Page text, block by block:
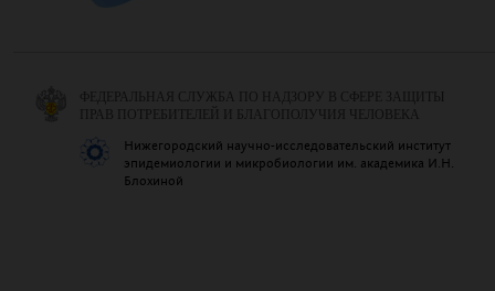
ФЕДЕРАЛЬНАЯ СЛУЖБА ПО НАДЗОРУ В СФЕРЕ ЗАЩИТЫ
ПРАВ ПОТРЕБИТЕЛЕЙ И БЛАГОПОЛУЧИЯ ЧЕЛОВЕКА
Нижегородский научно-исследовательский институт
эпидемиологии и микробиологии им. академика И.Н.
Блохиной